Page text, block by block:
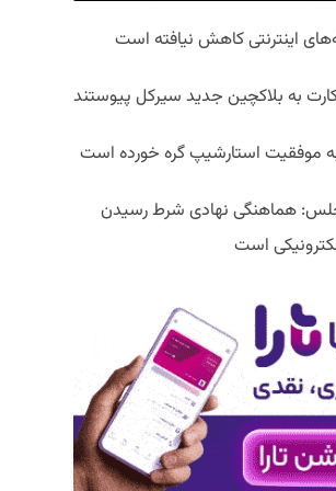
اینترنتی کاهش نیافته است
به بلاکچین جدید سیرکل پیوستند
موفقیت استارشیپ گره خورده است
هماهنگی نهادی شرط رسیدن